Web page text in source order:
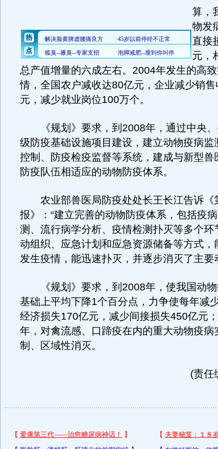
算，
物发
直接
元，
总产值增量的六成左右。2004年发生的高
情，全国农户减收达80亿元，企业减少销
元，减少就业岗位100万个。
《规划》要求，到2008年，通过中央、
级防疫基础设施项目建设，建立动物疫病监
控制、防疫检疫监督等系统，建成与新型兽
防疫队伍相适应的动物防疫体系。
农业部兽医局防疫处处长王长江告诉《
报》：“建立完善的动物防疫体系，包括疫
测、流行病学分析、疫情检测扑灭等多个环
动组织、应急计划和应急资源储备等方式，
发生疫情，能迅速扑灭，并逐步消灭了主要
《规划》要求，到2008年，使我国动物
基础上平均下降1个百分点，力争使每年减
经济损失170亿元，减少间接损失450亿元
年，对禽流感、口蹄疫在内的重大动物疫病
制、区域性消灭。
(责任